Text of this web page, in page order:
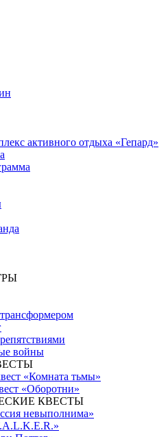
активного отдыха «Гепард»
войны
«Комната тьмы»
«Оборотни»
КВЕСТЫ
невыполнима»